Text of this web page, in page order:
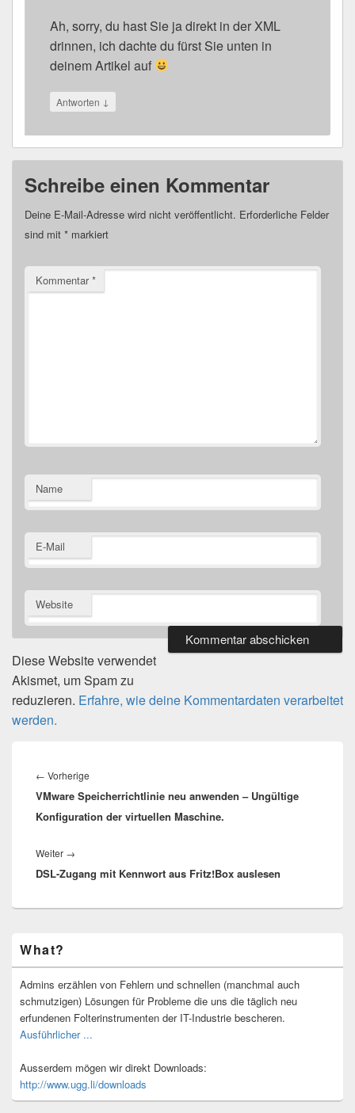
Ah, sorry, du hast Sie ja direkt in der XML
drinnen, ich dachte du fürst Sie unten in
deinem Artikel auf
Antworten ↓
Schreibe einen Kommentar
Deine E-Mail-Adresse wird nicht veröffentlicht. Erforderliche Felder
sind mit * markiert
Kommentar*
Name
E-Mail
Website
Diese Website verwendet
Akismet, um Spam zu
reduzieren. Erfahre, wie deine Kommentardaten verarbeitet
werden.
← Vorherige
Beitrag:
VMware Speicherrichtlinie neu anwenden – Ungültige
Konfiguration der virtuellen Maschine.
Weiter →
Beitrag:
DSL-Zugang mit Kennwort aus Fritz!Box auslesen
Seitenleisten-
Widgetbereich
What?
Admins erzählen von Fehlern und schnellen (manchmal auch
schmutzigen) Lösungen für Probleme die uns die täglich neu
erfundenen Folterinstrumenten der IT-Industrie bescheren.
Ausführlicher ...
Ausserdem mögen wir direkt Downloads:
http://www.ugg.li/downloads